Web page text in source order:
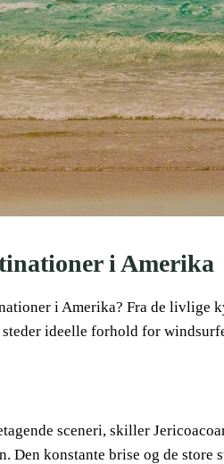
i Amerika
i Amerika? Fra de livlige
ideelle forhold for
sceneri, skiller
Den konstante brise og de